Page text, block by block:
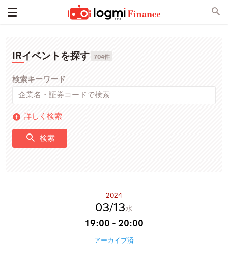
IRイベントを探す 704件
検索キーワード
詳しく検索
検索
2024
03 13水
19:00 - 20:00
アーカイブ済